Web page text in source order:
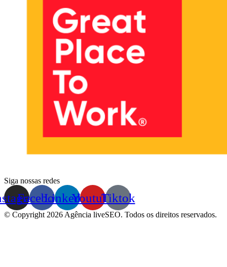
Siga nossas redes
FacebookLinkedinYoutubeTiktok
© Copyright 2026 Agência liveSEO. Todos os direitos reservados.